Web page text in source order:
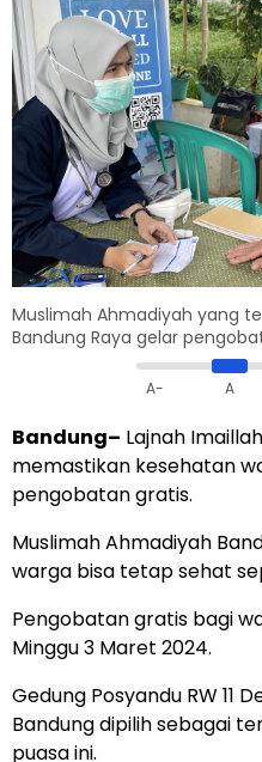
Muslimah Ahmadiyah yang
Bandung Raya gelar
A- A
Bandung– Lajnah
memastikan kesehatan
pengobatan gratis.
Muslimah Ahmadiyah
warga bisa tetap sehat
Pengobatan gratis bagi
Minggu 3 Maret 2024.
Gedung Posyandu RW 11
Bandung dipilih sebagai
puasa ini.